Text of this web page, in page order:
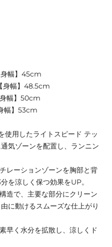
身幅】45cm
身幅】48.5cm
幅】50cm
幅】53cm
使用したライトスピード テッ
気ゾーンを配置し、ランニン
レーションゾーンを胸部と背
を涼しく保つ効果をUP。
造で、主要な部分にクリーン
に動けるスムーズな仕上がり
早く水分を拡散し、涼しくド